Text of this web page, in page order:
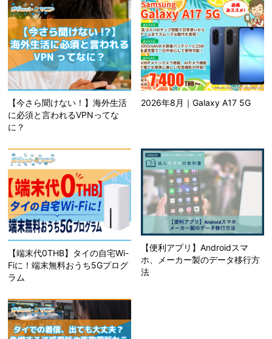
【今さら聞けない！】海外生活
に必須と言われるVPNってな
に？
2026年8月｜Galaxy A17 5G
【端末代0THB】タイの自宅Wi-
Fiに！端末無料おうち5Gプログ
ラム
【便利アプリ】Androidスマ
ホ、メーカー製のデータ移行方
法